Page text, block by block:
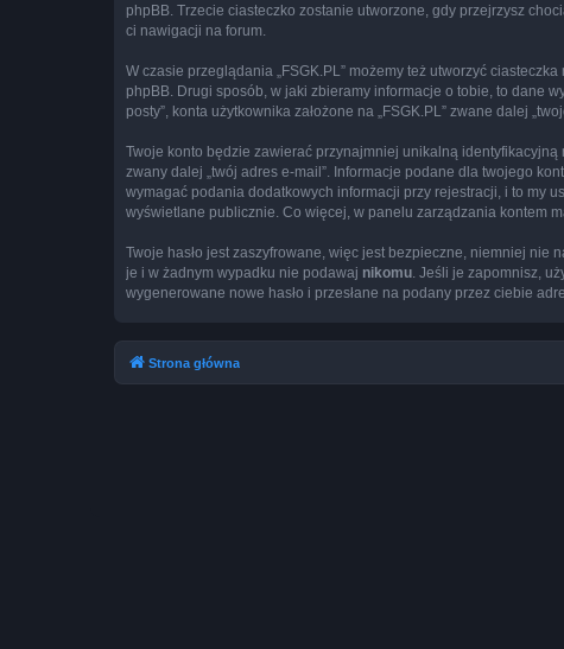
phpBB. Trzecie ciasteczko zostanie utworzone, gdy przejrzysz
ci nawigacji na forum.
W czasie przeglądania „FSGK.PL” możemy też utworzyć
phpBB. Drugi sposób, w jaki zbieramy informacje o tobie, to dane
posty”, konta użytkownika założone na „FSGK.PL” zwane dalej
Twoje konto będzie zawierać przynajmniej unikalną identyfikacyjną
zwany dalej „twój adres e-mail”. Informacje podane dla twojego
wymagać podania dodatkowych informacji przy rejestracji, i to my
wyświetlane publicznie. Co więcej, w panelu zarządzania kontem
Twoje hasło jest zaszyfrowane, więc jest bezpieczne, niemniej nie
je i w żadnym wypadku nie podawaj nikomu. Jeśli je zapomnisz,
wygenerowane nowe hasło i przesłane na podany przez ciebie
Strona główna